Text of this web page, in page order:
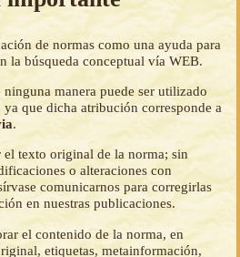
de normas como una ayuda para
la búsqueda conceptual vía WEB.
manera puede ser utilizado
que dicha atribución corresponde a
.
texto original de la norma; sin
o alteraciones con
comunicarnos para corregirlas
en nuestras publicaciones.
el contenido de la norma, en
etiquetas, metainformación,